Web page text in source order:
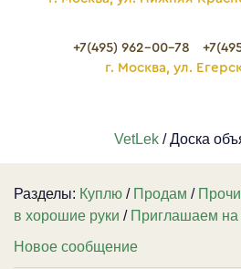
+7(495) 962-00-78
г. Москва, ул.
VetLek/ Доска
Разделы: Куплю / Продам /
в хорошие руки / Приглашаем на
Новое сообщение